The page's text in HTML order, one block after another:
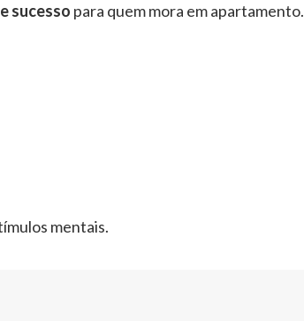
sucesso para quem mora em apartamento.
mentais.